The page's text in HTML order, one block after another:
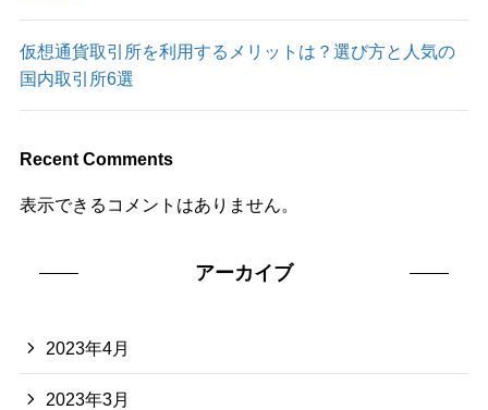
仮想通貨取引所を利用するメリットは？選び方と人気の
国内取引所6選
Recent Comments
表示できるコメントはありません。
アーカイブ
2023年4月
2023年3月